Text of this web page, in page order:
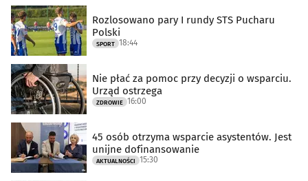
Rozlosowano pary I rundy STS Pucharu
Polski
SPORT 18:44
Nie płać za pomoc przy decyzji o wsparciu.
Urząd ostrzega
ZDROWIE 16:00
45 osób otrzyma wsparcie asystentów. Jest
unijne dofinansowanie
AKTUALNOŚCI 15:30